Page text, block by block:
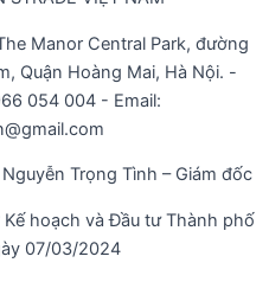
Manor Central Park, đường
Quận Hoàng Mai, Hà Nội. -
054 004 - Email:
Trọng Tình – Giám đốc
hoạch và Đầu tư Thành phố
07/03/2024